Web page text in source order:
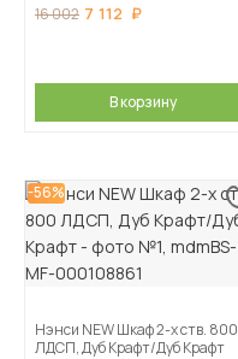
16 002 7 112
В корзину
-56%
Нэнси NEW Шкаф 2-х ств. 800
ЛДСП, Дуб Крафт/Дуб Крафт